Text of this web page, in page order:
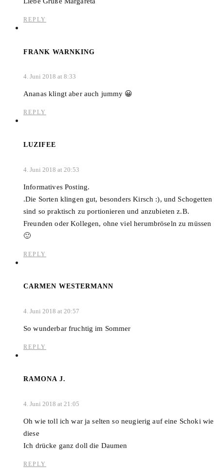
REPLY
FRANK WARNKING
4. Juni 2018 at 8:33
Ananas klingt aber auch jummy 😀
REPLY
LUZIFEE
4. Juni 2018 at 20:53
Informatives Posting.
.Die Sorten klingen gut, besonders Kirsch :), und Schogetten
sind so praktisch zu portionieren und anzubieten z.B.
Freunden oder Kollegen, ohne viel herumbröseln zu müssen
🙂
REPLY
CARMEN WESTERMANN
4. Juni 2018 at 20:57
So wunderbar fruchtig im Sommer
REPLY
RAMONA J.
4. Juni 2018 at 21:05
Oh wie toll ich war ja selten so neugierig auf eine Schoki wie
diese
Ich drücke ganz doll die Daumen
REPLY